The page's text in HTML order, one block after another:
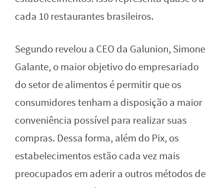
cada 10 restaurantes brasileiros.
Segundo revelou a CEO da Galunion, Simone
Galante, o maior objetivo do empresariado
do setor de alimentos é permitir que os
consumidores tenham a disposição a maior
conveniência possível para realizar suas
compras. Dessa forma, além do Pix, os
estabelecimentos estão cada vez mais
preocupados em aderir a outros métodos de